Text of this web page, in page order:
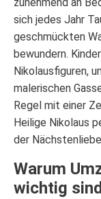
sich jedes Jahr
geschmückten
bewundern.
Nikolausfiguren,
malerischen
Regel mit einer
Heilige Nikolaus
der
Warum
wichtig sind